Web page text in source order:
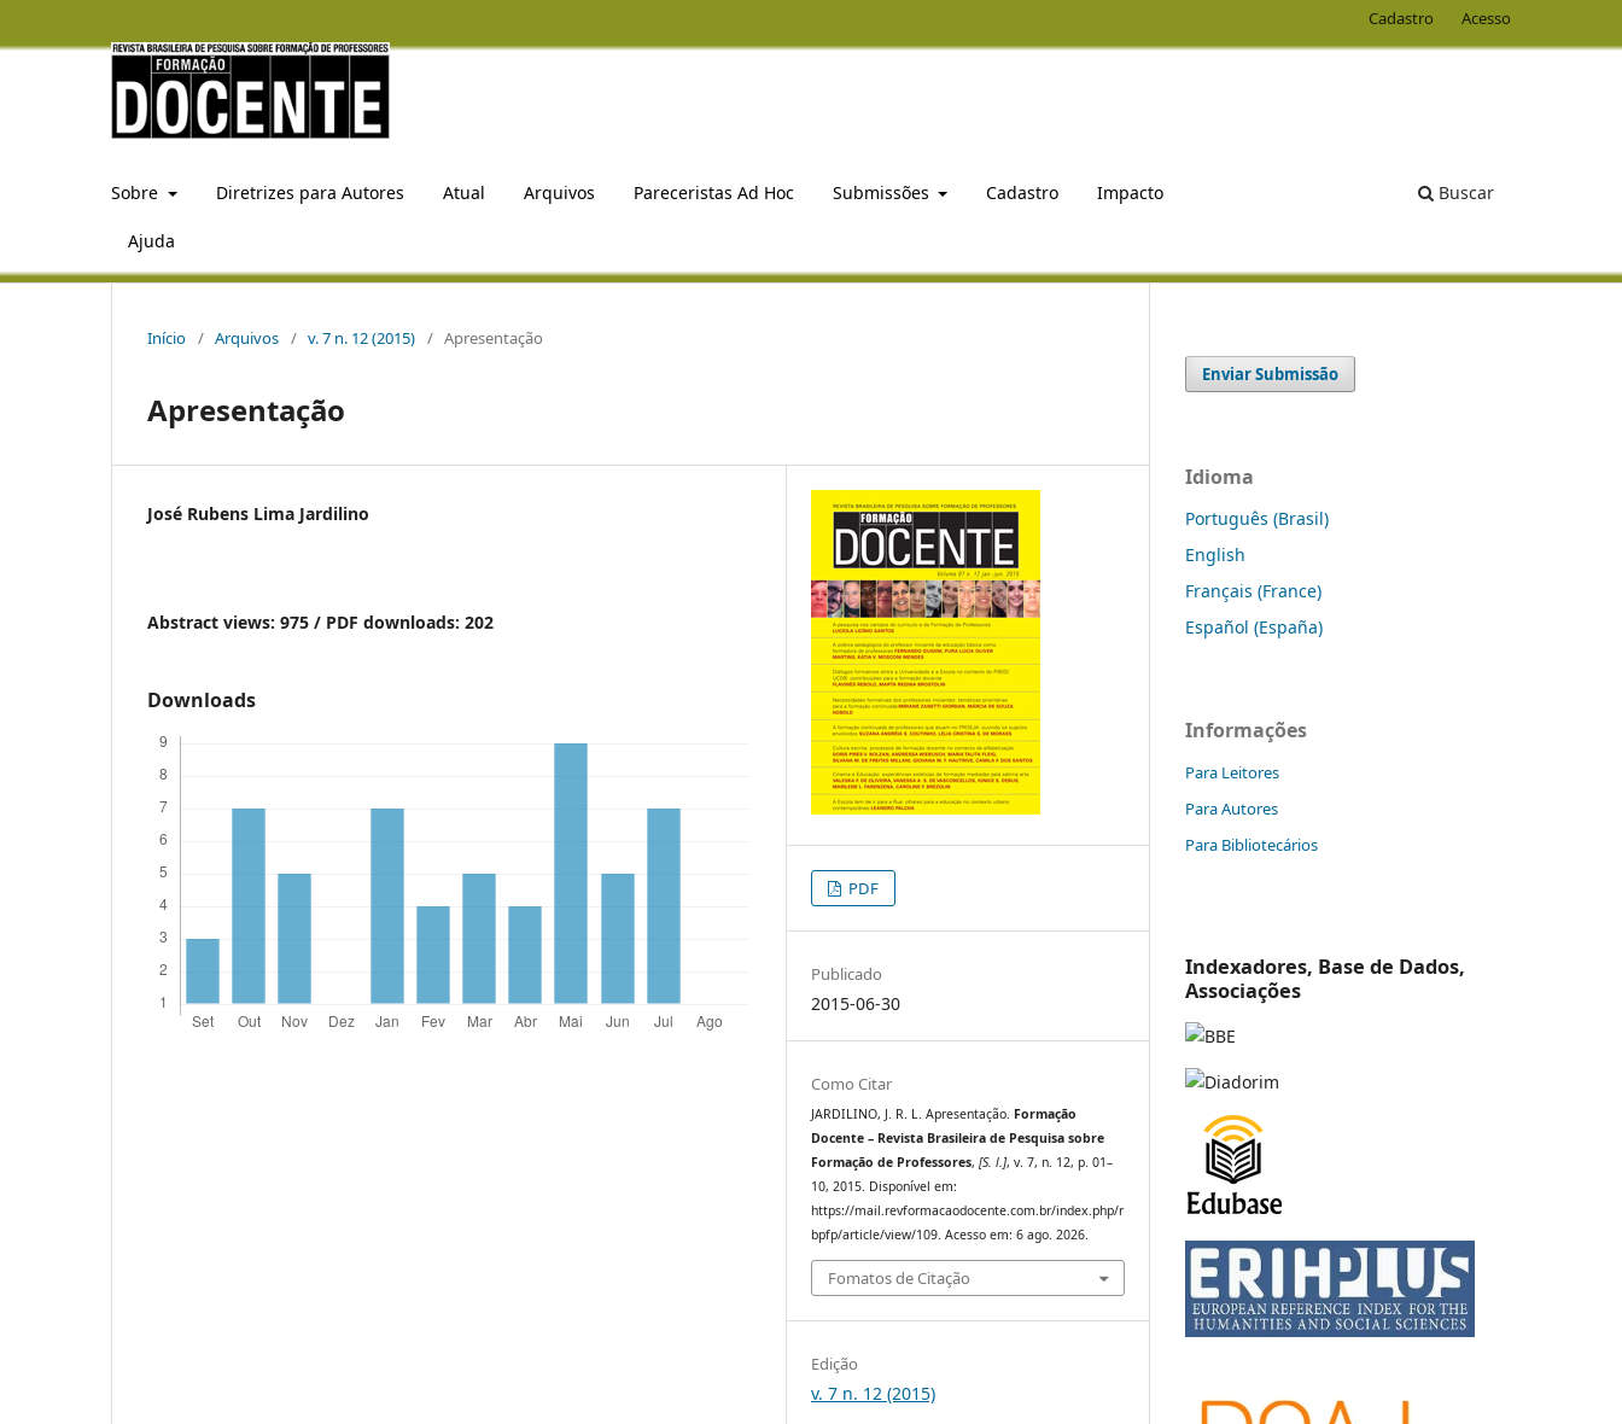
Sobre Diretrizes para Autores Atual Arquivos Pareceristas Ad Hoc Submissões Cadastro Impacto
Ajuda
Buscar
Cadastro Acesso
Início / Arquivos / v. 7 n. 12 (2015) / Apresentação
Apresentação
José Rubens Lima Jardilino
Abstract views: 975 / PDF downloads: 202
Downloads
PDF
Publicado
2015-06-30
Como Citar
JARDILINO, J. R. L. Apresentação. Formação
Docente – Revista Brasileira de Pesquisa sobre
Formação de Professores,[S. l.], v. 7, n. 12, p. 01–
10, 2015. Disponível em:
https://mail.revformacaodocente.com.br/index.php/r
bpfp/article/view/109. Acesso em: 6 ago. 2026.
Fomatos de Citação
Edição
v. 7 n. 12 (2015)
Enviar Submissão
Idioma
Português (Brasil)
English
Français (France)
Español (España)
Informações
Para Leitores
Para Autores
Para Bibliotecários
Indexadores, Base de Dados,
Associações